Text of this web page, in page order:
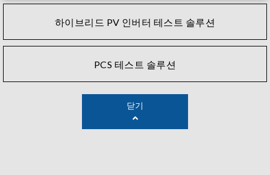
하이브리드 PV 인버터 테스트 솔루션
PCS 테스트 솔루션
닫기